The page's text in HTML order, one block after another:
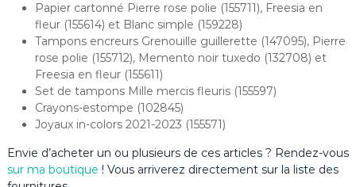
Papier cartonné Pierre rose polie (155711), Freesia en
fleur (155614) et Blanc simple (159228)
Tampons encreurs Grenouille guillerette (147095), Pierre
rose polie (155712), Memento noir tuxedo (132708) et
Freesia en fleur (155611)
Set de tampons Mille mercis fleuris (155597)
Crayons-estompe (102845)
Joyaux in-colors 2021-2023 (155571)
Envie d’acheter un ou plusieurs de ces articles ? Rendez-vous
sur ma boutique ! Vous arriverez directement sur la liste des